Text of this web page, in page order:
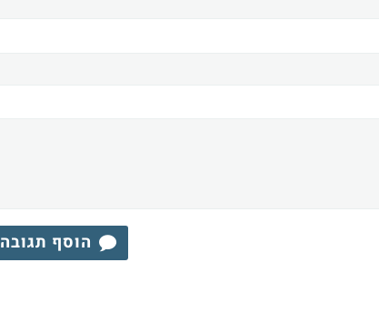
הוסף תגובה